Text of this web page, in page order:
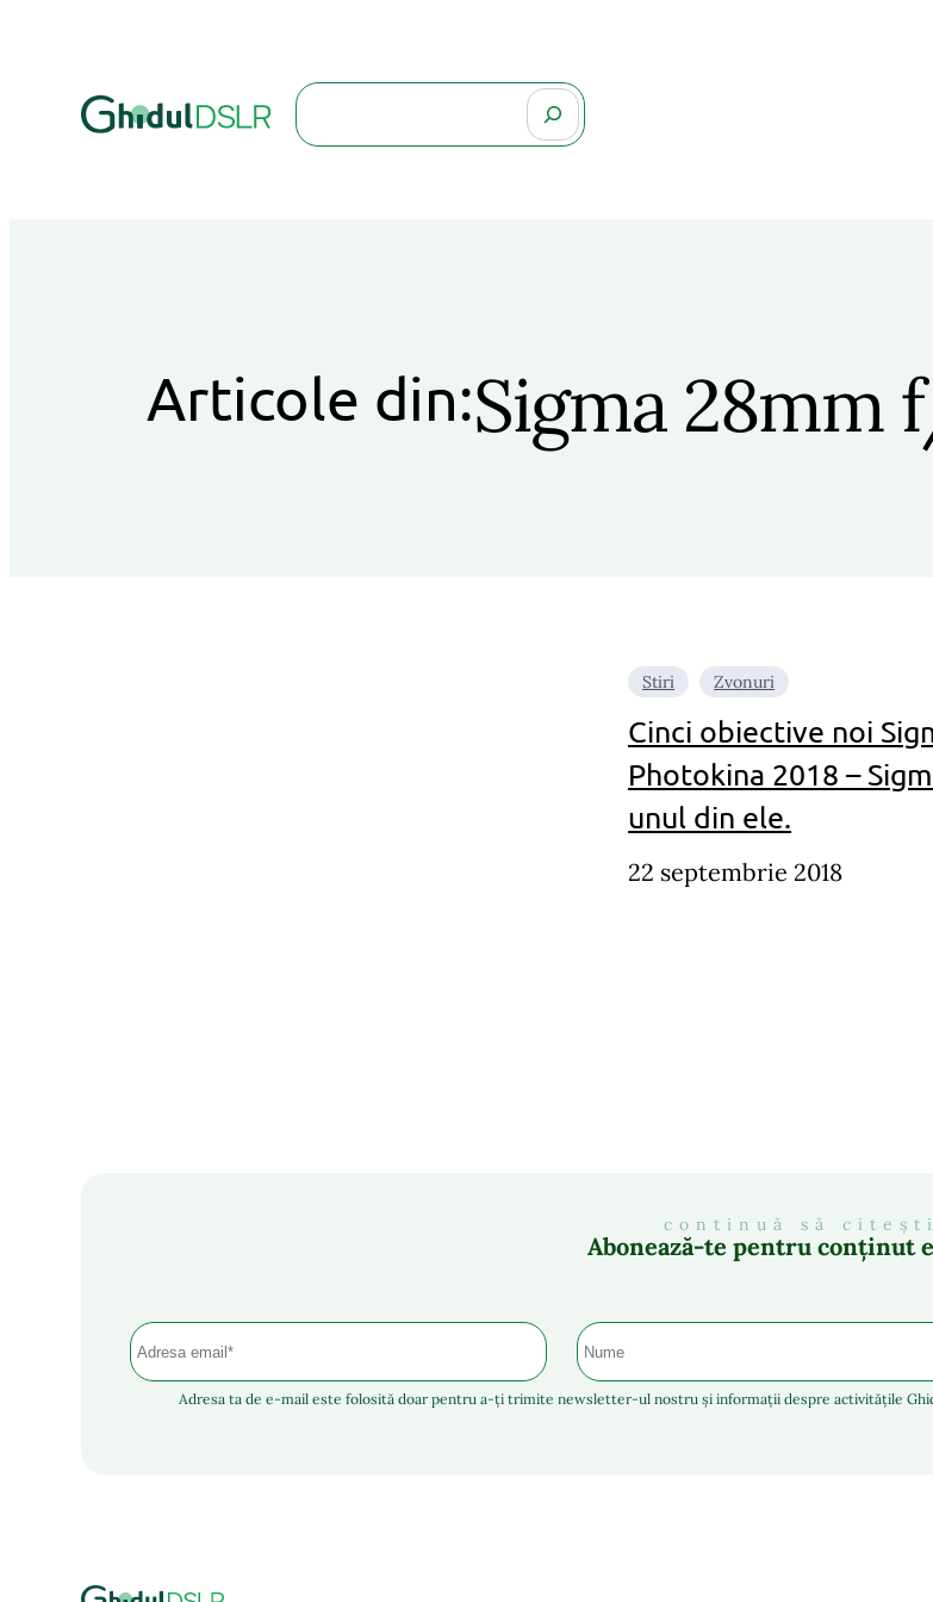
Search
Articole din:Sigma 28mm
Stiri Zvonuri
Cinci obiective noi
Photokina 2018 –
unul din ele.
22 septembrie 2018
continuă să citești
Abonează-te pentru conținut
Adresa ta de e-mail este folosită doar pentru a-ți trimite newsletter-ul nostru și informații despre activitățile